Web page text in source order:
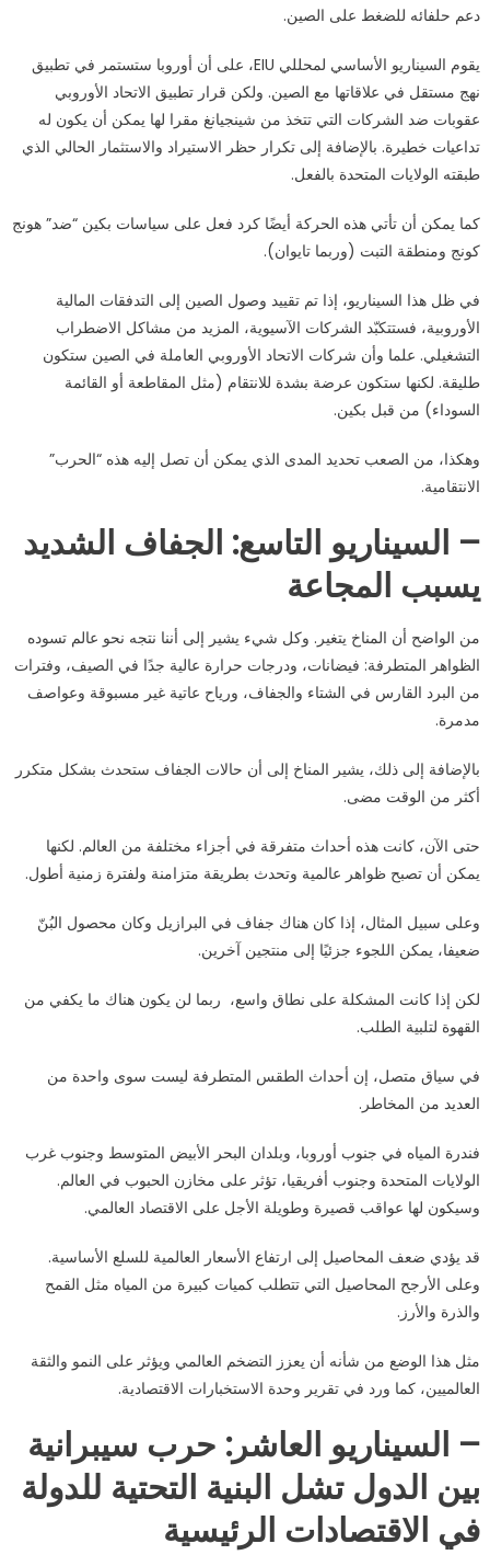
دعم حلفائه للضغط على الصين.
يقوم السيناريو الأساسي لمحللي EIU، على أن أوروبا ستستمر في تطبيق
نهج مستقل في علاقاتها مع الصين. ولكن قرار تطبيق الاتحاد الأوروبي
عقوبات ضد الشركات التي تتخذ من شينجيانغ مقرا لها يمكن أن يكون له
تداعيات خطيرة. بالإضافة إلى تكرار حظر الاستيراد والاستثمار الحالي الذي
طبقته الولايات المتحدة بالفعل.
كما يمكن أن تأتي هذه الحركة أيضًا كرد فعل على سياسات بكين “ضد” هونج
كونج ومنطقة التبت (وربما تايوان).
في ظل هذا السيناريو، إذا تم تقييد وصول الصين إلى التدفقات المالية
الأوروبية، فستتكبّد الشركات الآسيوية، المزيد من مشاكل الاضطراب
التشغيلي. علما وأن شركات الاتحاد الأوروبي العاملة في الصين ستكون
طليقة. لكنها ستكون عرضة بشدة للانتقام (مثل المقاطعة أو القائمة
السوداء) من قبل بكين.
وهكذا، من الصعب تحديد المدى الذي يمكن أن تصل إليه هذه “الحرب”
الانتقامية.
– السيناريو التاسع: الجفاف الشديد
يسبب المجاعة
من الواضح أن المناخ يتغير. وكل شيء يشير إلى أننا نتجه نحو عالم تسوده
الظواهر المتطرفة: فيضانات، ودرجات حرارة عالية جدًا في الصيف، وفترات
من البرد القارس في الشتاء والجفاف، ورياح عاتية غير مسبوقة وعواصف
مدمرة.
بالإضافة إلى ذلك، يشير المناخ إلى أن حالات الجفاف ستحدث بشكل متكرر
أكثر من الوقت مضى.
حتى الآن، كانت هذه أحداث متفرقة في أجزاء مختلفة من العالم. لكنها
يمكن أن تصبح ظواهر عالمية وتحدث بطريقة متزامنة ولفترة زمنية أطول.
وعلى سبيل المثال، إذا كان هناك جفاف في البرازيل وكان محصول البُنّ
ضعيفا، يمكن اللجوء جزئيًا إلى منتجين آخرين.
لكن إذا كانت المشكلة على نطاق واسع، ربما لن يكون هناك ما يكفي من
القهوة لتلبية الطلب.
في سياق متصل، إن أحداث الطقس المتطرفة ليست سوى واحدة من
العديد من المخاطر.
فندرة المياه في جنوب أوروبا، وبلدان البحر الأبيض المتوسط وجنوب غرب
الولايات المتحدة وجنوب أفريقيا، تؤثر على مخازن الحبوب في العالم.
وسيكون لها عواقب قصيرة وطويلة الأجل على الاقتصاد العالمي.
قد يؤدي ضعف المحاصيل إلى ارتفاع الأسعار العالمية للسلع الأساسية.
وعلى الأرجح المحاصيل التي تتطلب كميات كبيرة من المياه مثل القمح
والذرة والأرز.
مثل هذا الوضع من شأنه أن يعزز التضخم العالمي ويؤثر على النمو والثقة
العالميين، كما ورد في تقرير وحدة الاستخبارات الاقتصادية.
– السيناريو العاشر: حرب سيبرانية
بين الدول تشل البنية التحتية للدولة
في الاقتصادات الرئيسية